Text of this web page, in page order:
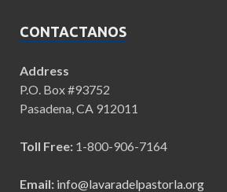
CONTACTANOS
Address
P.O. Box #93752
Pasadena, CA 912011
Toll Free: 1-800-906-7164
Email: info@lavaradelpastorla.org